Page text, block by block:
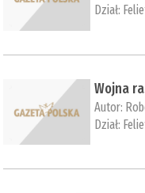
Dział:
Wojna
Autor:
Dział: